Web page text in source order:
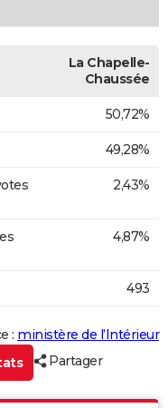
La Chapelle-
Chaussée
50,72%
49,28%
2,43%
4,87%
493
: ministère de l’Intérieur
Partager